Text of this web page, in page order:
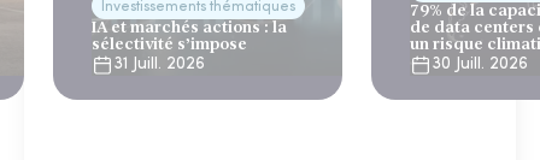
Investissements thématiques
IA et marchés actions : la
sélectivité s’impose
31 Juill. 2026
79% de la
de data centers
un risque
30 Juill. 2026